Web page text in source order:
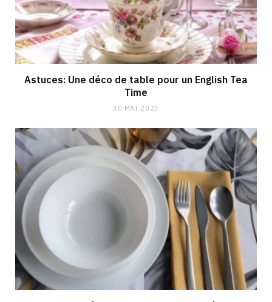
Astuces: Une déco de table pour un English Tea
Time
30 MAI 2023